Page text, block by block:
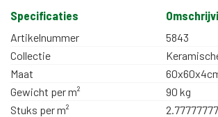
Specificaties
Artikelnummer
5843
Collectie
Maat
Gewicht per m²
90 kg
Stuks per m²